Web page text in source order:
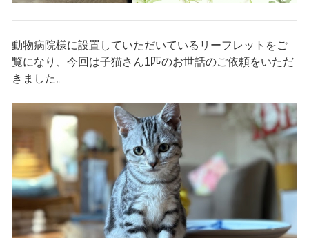
動物病院様に設置していただいているリーフレットをご
覧になり、今回は子猫さん1匹のお世話のご依頼をいただ
きました。